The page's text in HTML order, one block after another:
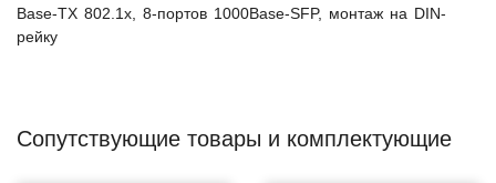
Base-TX 802.1x, 8-портов 1000Base-SFP, монтаж на DIN-
рейку
Сопутствующие товары и комплектующие